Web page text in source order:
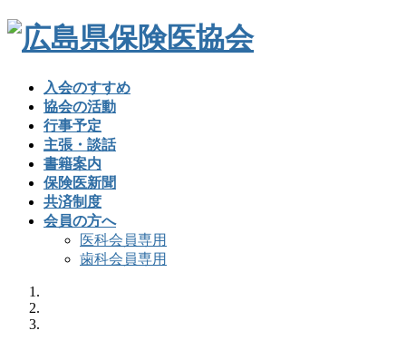
入会のすすめ
協会の活動
行事予定
主張・談話
書籍案内
保険医新聞
共済制度
会員の方へ
医科会員専用
歯科会員専用